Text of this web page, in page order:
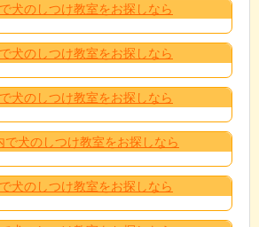
犬のしつけ教室をお探しなら
犬のしつけ教室をお探しなら
犬のしつけ教室をお探しなら
で犬のしつけ教室をお探しなら
犬のしつけ教室をお探しなら